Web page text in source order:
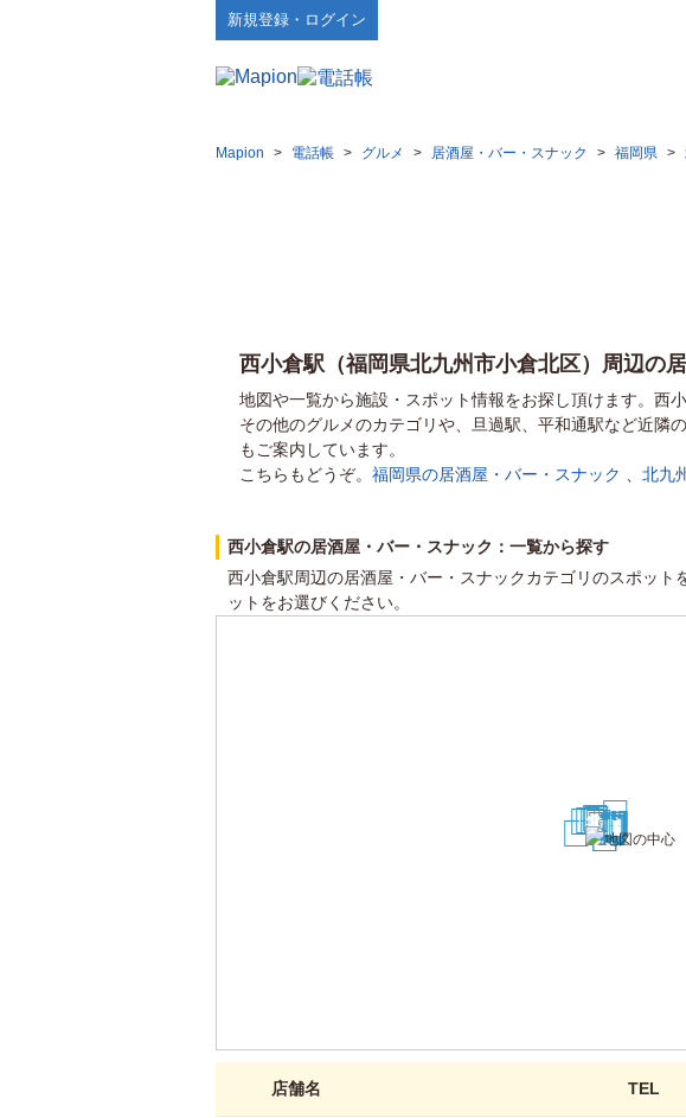
新規登録・ログイン
Mapion > 電話帳 > グルメ > 居酒屋・バー・スナック > 福岡県 >
西小倉駅（福岡県北九州市小倉北区）周辺の
地図や一覧から施設・スポット情報をお探し頂けます。西
その他のグルメのカテゴリや、旦過駅、平和通駅など近隣
もご案内しています。
こちらもどうぞ。 福岡県の居酒屋・バー・スナック 北九
西小倉駅の居酒屋・バー・スナック：一覧から探す
西小倉駅周辺の居酒屋・バー・スナックカテゴリのスポット
ットをお選びください。
1
2
3
45
6 78
9
10
11
12
13 14
15
16
17
18
19
20
21
22
23
24
25
2627
28
29
30
店舗名 TEL